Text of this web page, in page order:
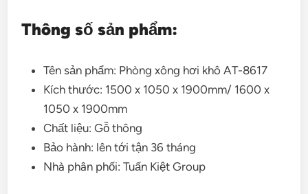
Thông số sản phẩm:
Tên sản phẩm: Phòng xông hơi khô AT-8617
Kích thước: 1500 x 1050 x 1900mm/ 1600 x
1050 x 1900mm
Chất liệu: Gỗ thông
Bảo hành: lên tới tận 36 tháng
Nhà phân phối: Tuấn Kiệt Group